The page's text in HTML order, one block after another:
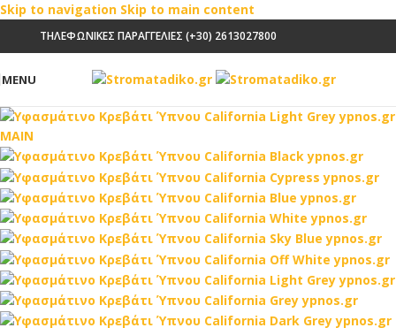
Skip to navigation Skip to main content
ΤΗΛΕΦΩΝΙΚΕΣ ΠΑΡΑΓΓΕΛΙΕΣ (+30) 2613027800
MENU